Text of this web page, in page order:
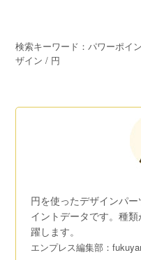
検索キーワード：パワーポイ
ザイン / 円
円を使ったデザインパ
イントデータです。種
躍します。
エンプレス編集部：